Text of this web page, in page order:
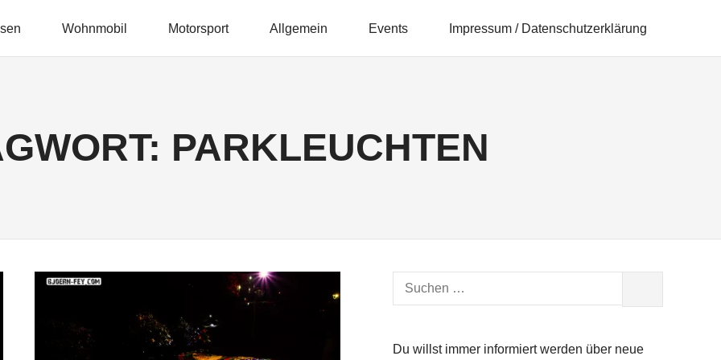
Wohnmobil Motorsport Allgemein Events Impressum / Datenschutzerklärung
PARKLEUCHTEN
Suchen
Du willst immer informiert werden über neue